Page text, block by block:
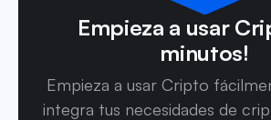
Empieza a usar
minutos!
Empieza a usar Cripto
integra tus necesidades de